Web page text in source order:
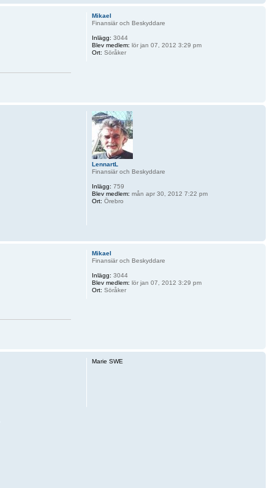
Mikael
Finansiär och Beskyddare
Inlägg: 3044
Blev medlem: lör jan 07, 2012 3:29 pm
Ort: Söråker
LennartL
Finansiär och Beskyddare
Inlägg: 759
Blev medlem: mån apr 30, 2012 7:22 pm
Ort: Örebro
Mikael
Finansiär och Beskyddare
Inlägg: 3044
Blev medlem: lör jan 07, 2012 3:29 pm
Ort: Söråker
Marie SWE